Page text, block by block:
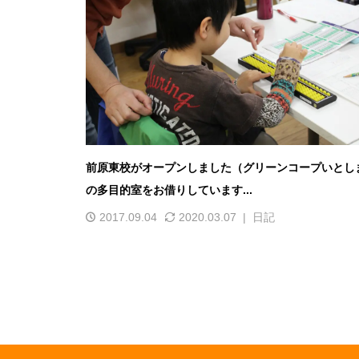
前原東校がオープンしました（グリーンコープいとし
の多目的室をお借りしています...
2017.09.04 2020.03.07 日記